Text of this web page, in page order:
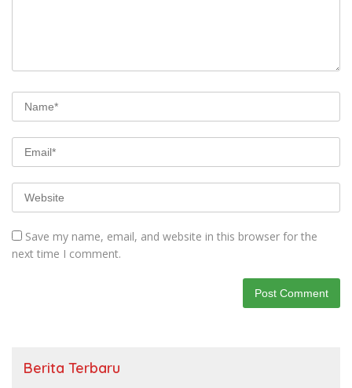
Save my name, email, and website in this browser for the
next time I comment.
Berita Terbaru